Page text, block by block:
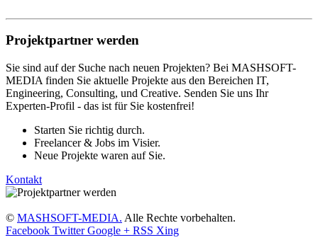
Projektpartner werden
Sie sind auf der Suche nach neuen Projekten? Bei MASHSOFT-
MEDIA finden Sie aktuelle Projekte aus den Bereichen IT,
Engineering, Consulting, und Creative. Senden Sie uns Ihr
Experten-Profil - das ist für Sie kostenfrei!
Starten Sie richtig durch.
Freelancer & Jobs im Visier.
Neue Projekte waren auf Sie.
Kontakt
© MASHSOFT-MEDIA. Alle Rechte vorbehalten.
Facebook Twitter Google + RSS Xing